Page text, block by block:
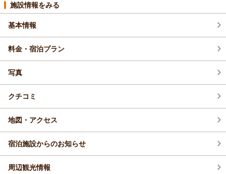
施設情報をみる
基本情報
料金・宿泊プラン
写真
クチコミ
地図・アクセス
宿泊施設からのお知らせ
周辺観光情報